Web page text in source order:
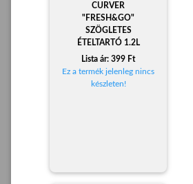
CURVER
"FRESH&GO"
SZÖGLETES
ÉTELTARTÓ 1.2L
Lista ár: 399 Ft
Ez a termék jelenleg nincs
készleten!